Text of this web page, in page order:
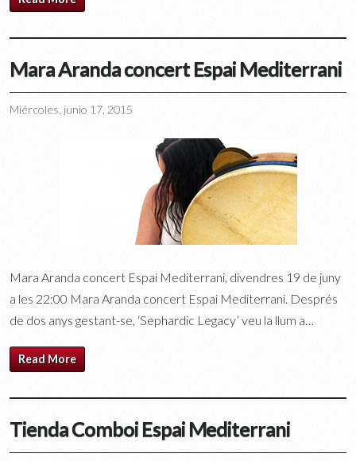
Mara Aranda concert Espai Mediterrani
Miércoles, junio 17, 2015
Mara Aranda concert Espai Mediterrani, divendres 19 de juny
a les 22:00 Mara Aranda concert Espai Mediterrani. Després
de dos anys gestant-se, ‘Sephardic Legacy’ veu la llum a…
Read More
Tienda Comboi Espai Mediterrani